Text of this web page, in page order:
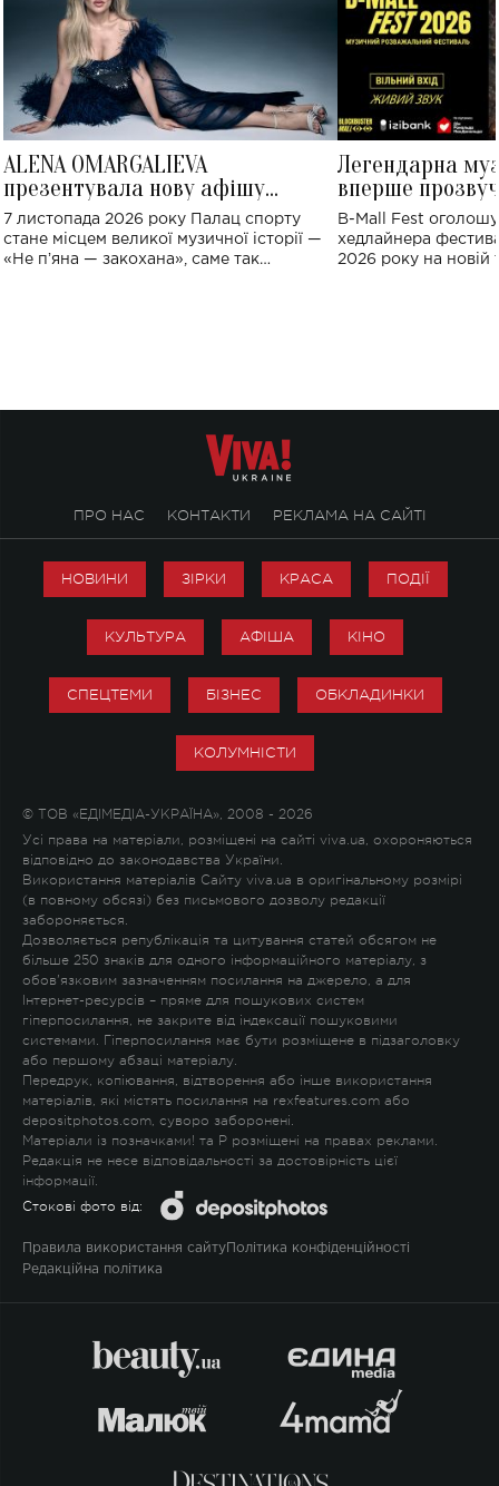
ALENA OMARGALIEVA
презентувала нову афішу
великого концерту в Палаці
спорту
7 листопада 2026 року Палац спорту
стане місцем великої музичної історії —
«Не пʼяна — закохана», саме так
Легендарна
вперше
Україні: де
B-Mall Fest
хедлайнера
2026 року на новій
ПРО НАС КОНТАКТИ РЕКЛАМА НА САЙТІ
НОВИНИ ЗІРКИ КРАСА ПОДІЇ
КУЛЬТУРА АФІША КІНО
СПЕЦТЕМИ БІЗНЕС ОБКЛАДИНКИ
КОЛУМНІСТИ
© ТОВ «ЕДІМЕДІА-УКРАЇНА», 2008 - 2026
Усі права на матеріали, розміщені на сайті viva.ua, охороняються
відповідно до законодавства України.
Використання матеріалів Сайту viva.ua в оригінальному розмірі
(в повному обсязі) без письмового дозволу редакції
забороняється.
Дозволяється републікація та цитування статей обсягом не
більше 250 знаків для одного інформаційного матеріалу, з
обов'язковим зазначенням посилання на джерело, а для
Інтернет-ресурсів – пряме для пошукових систем
гіперпосилання, не закрите від індексації пошуковими
системами. Гіперпосилання має бути розміщене в підзаголовку
або першому абзаці матеріалу.
Передрук, копіювання, відтворення або інше використання
матеріалів, які містять посилання на rexfeatures.com або
depositphotos.com, суворо заборонені.
Матеріали із позначками! та P розміщені на правах реклами.
Редакція не несе відповідальності за достовірність цієї
інформації.
Стокові фото від:
Правила використання сайту Політика конфіденційності
Редакційна політика